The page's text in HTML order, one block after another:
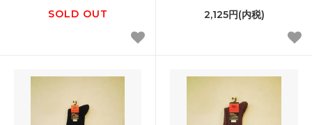
SOLD OUT 2,125円(内税)